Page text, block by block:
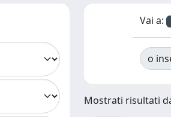
Vai a:
o
Mostrati risultati